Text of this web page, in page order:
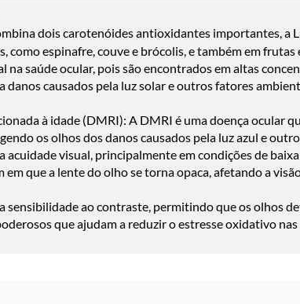
dois carotenóides antioxidantes importantes, a
espinafre, couve e brócolis, e também em frutas
saúde ocular, pois são encontrados em altas
causados pela luz solar e outros fatores
à idade (DMRI): A DMRI é uma doença ocular
os olhos dos danos causados pela luz azul e
acuidade visual, principalmente em condições de
que a lente do olho se torna opaca, afetando a
sensibilidade ao contraste, permitindo que os olhos
que ajudam a reduzir o estresse oxidativo